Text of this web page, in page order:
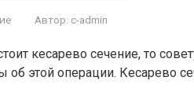
Автор: c-admin
кесарево сечение, то
об этой операции. Кесарево